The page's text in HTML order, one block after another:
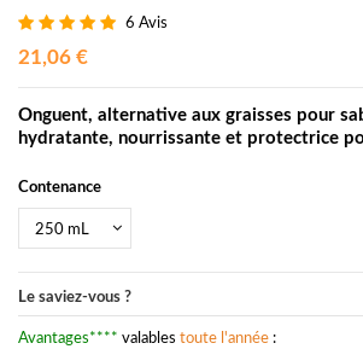
6 Avis
21,06 €
Onguent, alternative aux graisses pour
hydratante, nourrissante et protectrice
Contenance
Le saviez-vous ?
Avantages**** valables toute l'année :